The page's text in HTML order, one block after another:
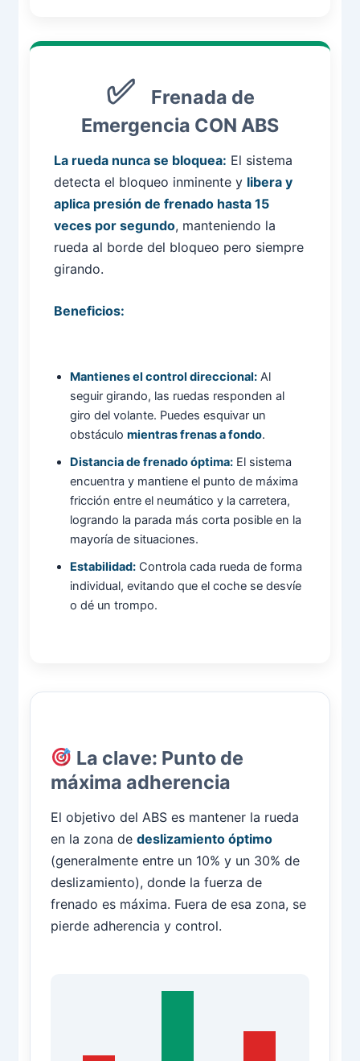
Frenada de
Emergencia CON ABS
La rueda nunca se bloquea: El sistema
detecta el bloqueo inminente y libera y
aplica presión de frenado hasta 15
veces por segundo, manteniendo la
rueda al borde del bloqueo pero siempre
girando.
Beneficios:
Mantienes el control direccional: Al
seguir girando, las ruedas responden al
giro del volante. Puedes esquivar un
obstáculomientras frenas a fondo.
Distancia de frenado óptima: El sistema
encuentra y mantiene el punto de máxima
fricción entre el neumático y la carretera,
logrando la parada más corta posible en la
mayoría de situaciones.
Estabilidad: Controla cada rueda de forma
individual, evitando que el coche se desvíe
o dé un trompo.
La clave: Punto de
máxima adherencia
El objetivo del ABS es mantener la rueda
en la zona dedeslizamiento óptimo
(generalmente entre un 10% y un 30% de
deslizamiento), donde la fuerza de
frenado es máxima. Fuera de esa zona, se
pierde adherencia y control.